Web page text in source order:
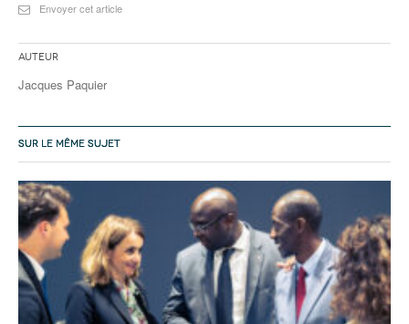
Envoyer cet article
Auteur
Jacques Paquier
SUR LE MÊME SUJET